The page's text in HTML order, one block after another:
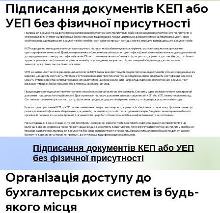
Підписання документів КЕП або
УЕП без фізичної присутності
Підписання документів за допомогою кваліфікованого електронного підпису (КЕП) або удосконаленого електронного підпису (УЕП)
стало важливим етапом у цифровізації бізнес-процесів та державних послуг. Цей процес дозволяє сторонам підтверджувати свою
особу і волю щодо підписаних документів без необхідності фізичної присутності, що значно спрощує та пришвидшує документообіг.
КЕП є юридично значущим аналогом власноручного підпису, який забезпечує високий рівень захисту завдяки використанню
криптографічних технологій. Для його отримання особа повинна пройти процес ідентифікації, який зазвичай включає подачу документів
до акредитованого центру сертифікації ключів. Після отримання ключа особа може підписувати документи дистанційно, що особливо
зручно в умовах, коли фізична присутність може бути ускладнена, наприклад, під час пандемії або у випадку, коли сторони
знаходяться в різних географічних локаціях.
УЕП, хоча й не має такого ж рівня юридичної сили, як КЕП, також використовується для підписання документів у бізнес-середовищі, де
важлива швидкість і зручність. УЕП може бути заснований на простих електронних підписах, які не вимагають сертифікації, але все ж
можуть бути використані для підтвердження наміру сторін. Це може включати, наприклад, підписання електронних документів у
рамках внутрішніх бізнес-процесів або для менш формальних угод.
Процес підписання документів електронним способом зазвичай включає кілька етапів. Спочатку одна зі сторін генерує електронний
документ і надсилає його іншій стороні. Далі отримувач підписує документ, використовуючи свій КЕП або УЕП, і повертає його назад.
Система автоматично фіксує час і дату підписання, що додає додатковий рівень захисту та підтверджує хронологію угоди.
Крім того, використання КЕП та УЕП сприяє зменшенню витрат на паперові документи, їх зберігання та пересилку. Це також зменшує
ризики, пов'язані з фізичним зберіганням документів, такими як втрата або пошкодження паперів. Завдяки таким перевагам багато
організацій переходять на електронний документообіг, що робить бізнес-процеси більш ефективними та екологічними.
На сьогоднішній день в Україні існує ряд платформ і сервісів, які забезпечують можливість підписання документів КЕП і УЕП. Це
включає державні сервіси, а також приватні рішення, що дозволяють користувачам легко інтегрувати електронний підпис у свої бізнес-
процеси. Таким чином, підписання документів без фізичної присутності стає не лише реальністю, але й необхідністю для сучасного
бізнесу та державних установ, які прагнуть до оптимізації та цифровізації своїх процесів.
Підписання документів КЕП або УЕП
без фізичної присутності
Організація доступу до
бухгалтерських систем із будь-
якого місця